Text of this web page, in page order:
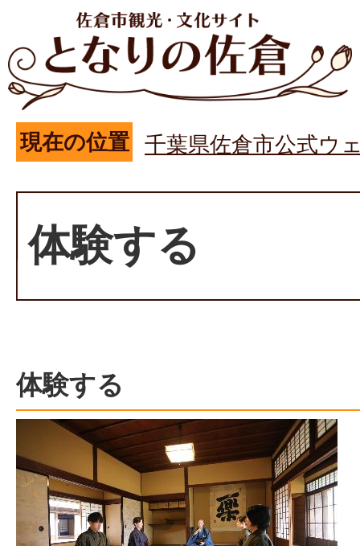
現在の位置 千葉県佐倉市公式ウ
体験する
体験する